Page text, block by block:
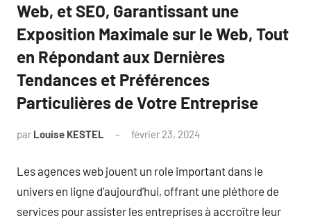
Web, et SEO, Garantissant une
Exposition Maximale sur le Web, Tout
en Répondant aux Dernières
Tendances et Préférences
Particulières de Votre Entreprise
par Louise KESTEL février 23, 2024
Les agences web jouent un role important dans le
univers en ligne d’aujourd’hui, offrant une pléthore de
services pour assister les entreprises à accroître leur